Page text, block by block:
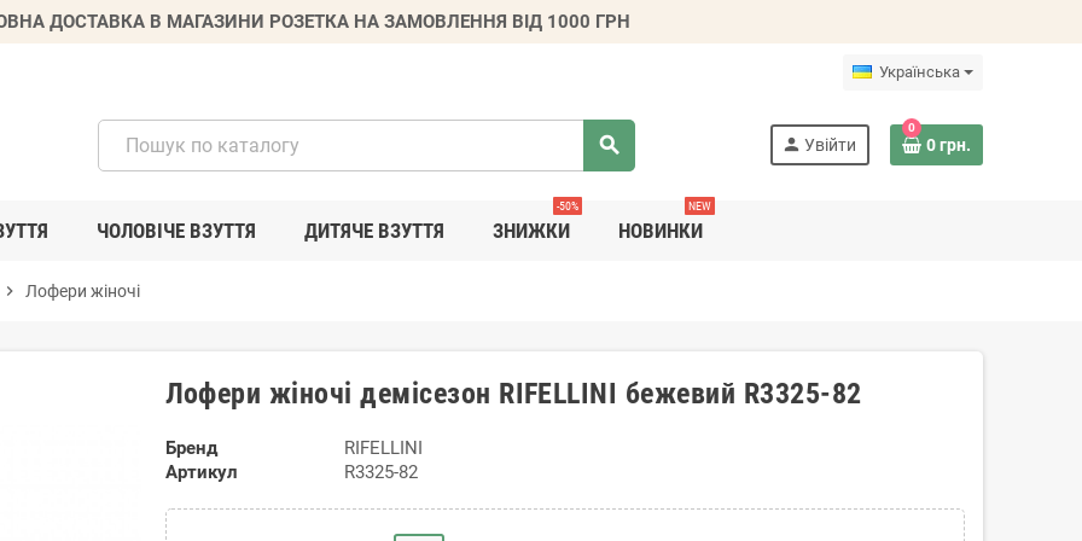
ДОСТАВКА В МАГАЗИНИ РОЗЕТКА НА ЗАМОВЛЕННЯ ВІД 1000 ГРН
Українська
search person Увійти
0
0 грн.
ЧОЛОВІЧЕ ВЗУТТЯ ДИТЯЧЕ ВЗУТТЯ ЗНИЖКИ
-50%
НОВИНКИ
NEW
chevron_right Лофери жіночі
Лофери жіночі демісезон RIFELLINI бежевий R3325-82
Бренд
RIFELLINI
Артикул
R3325-82